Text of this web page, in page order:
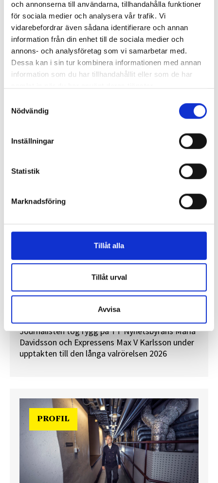
och annonserna till användarna, tillhandahålla funktioner
för sociala medier och analysera vår trafik. Vi
vidarebefordrar även sådana identifierare och annan
information från din enhet till de sociala medier och
annons- och analysföretag som vi samarbetar med.
Dessa kan i sin tur kombinera informationen med annan
information som du har tillhandahållit eller som de har
Nödvändig
Inställningar
Statistik
Marknadsföring
Tillåt alla
Tillåt urval
Avvisa
Enorma skillnader mellan
chefredaktörerna
REPORTAGE
”Valåret känns som att sprinta ett
maraton”
En välfylld telefonbok och foträta skor – två
centrala arbetsredskap för politikreportrar.
Journalisten tog rygg på TT Nyhetsbyråns Maria
Davidsson och Expressens Max V Karlsson under
upptakten till den långa valrörelsen 2026
PROFIL